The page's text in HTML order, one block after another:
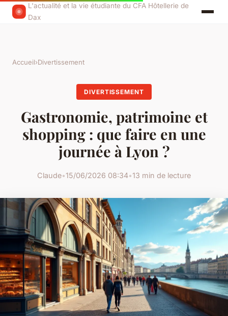
L'actualité et la vie étudiante du CFA Hôtellerie de
Dax
Accueil›Divertissement
DIVERTISSEMENT
Gastronomie, patrimoine et
shopping : que faire en une
journée à Lyon ?
Claude•15/06/2026 08:34•13 min de lecture